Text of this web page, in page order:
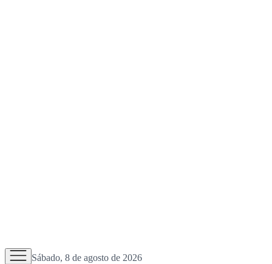
Sábado, 8 de agosto de 2026